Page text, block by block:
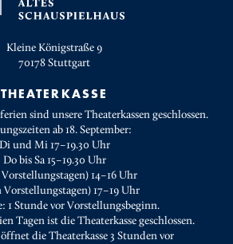
Kleine Königstraße 9
70178Stuttgart
THEATERKASSE
sind unsere Theaterkassen geschlossen.
ab 18. September:
Di und Mi 17–19.30 Uhr
Do bis Sa 15–19.30 Uhr
Vorstellungstagen) 14–16 Uhr
Vorstellungstagen) 17–19 Uhr
1 Stunde vor Vorstellungsbeginn.
Tagen ist die Theaterkasse geschlossen.
die Theaterkasse 3 Stunden vor